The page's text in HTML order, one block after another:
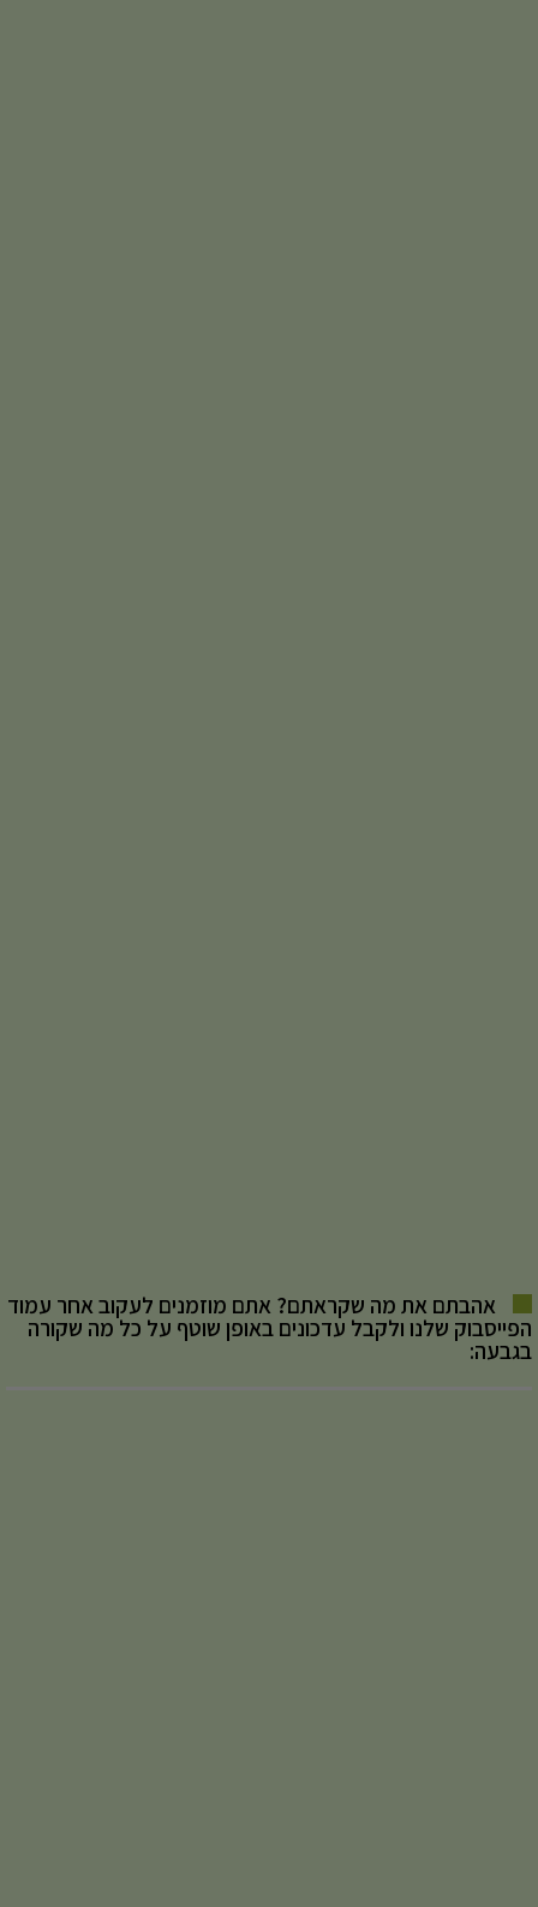
אהבתם את מה שקראתם? אתם מוזמנים לעקוב אחר עמוד
הפייסבוק שלנו ולקבל עדכונים באופן שוטף על כל מה שקורה
בגבעה: